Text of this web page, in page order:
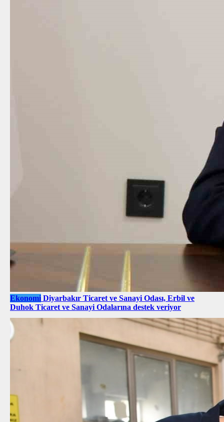
Ekonomi Diyarbakır Ticaret ve Sanayi Odası, Erbil ve
Duhok Ticaret ve Sanayi Odalarına destek veriyor